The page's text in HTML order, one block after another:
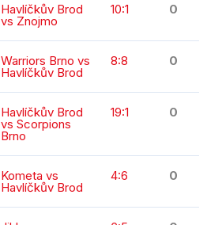
Havlíčkův Brod
vs Znojmo
10:1 0
Warriors Brno vs
Havlíčkův Brod
8:8 0
Havlíčkův Brod
vs Scorpions
Brno
19:1 0
Kometa vs
Havlíčkův Brod
4:6 0